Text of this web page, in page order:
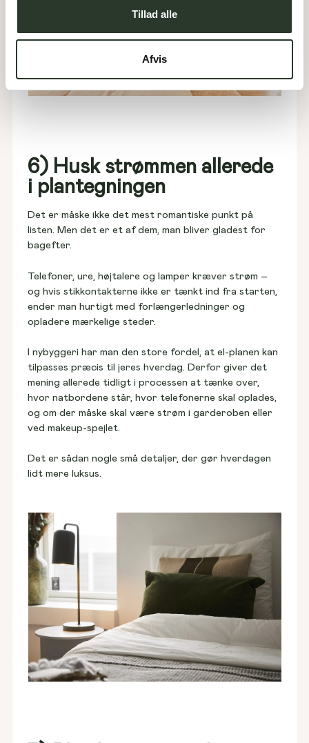
Tillad alle
Afvis
6) Husk strømmen allerede
i plantegningen
Det er måske ikke det mest romantiske punkt på
listen. Men det er et af dem, man bliver gladest for
bagefter.
Telefoner, ure, højtalere og lamper kræver strøm –
og hvis stikkontakterne ikke er tænkt ind fra starten,
ender man hurtigt med forlængerledninger og
opladere mærkelige steder.
I nybyggeri har man den store fordel, at el-planen kan
tilpasses præcis til jeres hverdag. Derfor giver det
mening allerede tidligt i processen at tænke over,
hvor natbordene står, hvor telefonerne skal oplades,
og om der måske skal være strøm i garderoben eller
ved makeup-spejlet.
Det er sådan nogle små detaljer, der gør hverdagen
lidt mere luksus.